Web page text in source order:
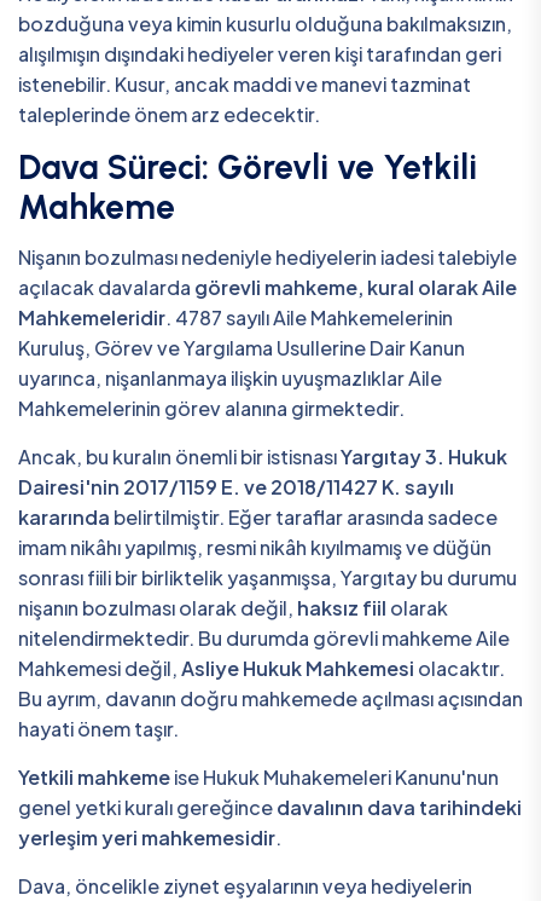
bozduğuna veya kimin kusurlu olduğuna bakılmaksızın,
alışılmışın dışındaki hediyeler veren kişi tarafından geri
istenebilir. Kusur, ancak maddi ve manevi tazminat
taleplerinde önem arz edecektir.
Dava Süreci: Görevli ve Yetkili
Mahkeme
Nişanın bozulması nedeniyle hediyelerin iadesi talebiyle
açılacak davalarda görevli mahkeme, kural olarak Aile
Mahkemeleridir. 4787 sayılı Aile Mahkemelerinin
Kuruluş, Görev ve Yargılama Usullerine Dair Kanun
uyarınca, nişanlanmaya ilişkin uyuşmazlıklar Aile
Mahkemelerinin görev alanına girmektedir.
Ancak, bu kuralın önemli bir istisnasıYargıtay 3. Hukuk
Dairesi'nin 2017/1159 E. ve 2018/11427 K. sayılı
kararında belirtilmiştir. Eğer taraflar arasında sadece
imam nikâhı yapılmış, resmi nikâh kıyılmamış ve düğün
sonrası fiili bir birliktelik yaşanmışsa, Yargıtay bu durumu
nişanın bozulması olarak değil, haksız fiil olarak
nitelendirmektedir. Bu durumda görevli mahkeme Aile
Mahkemesi değil,Asliye Hukuk Mahkemesi olacaktır.
Bu ayrım, davanın doğru mahkemede açılması açısından
hayati önem taşır.
Yetkili mahkemeise Hukuk Muhakemeleri Kanunu'nun
genel yetki kuralı gereğincedavalının dava tarihindeki
yerleşim yeri mahkemesidir.
Dava, öncelikle ziynet eşyalarının veya hediyelerin